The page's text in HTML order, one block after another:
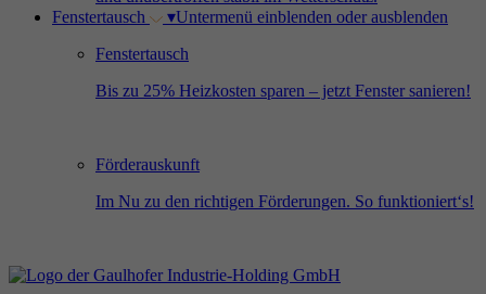
Fenstertausch ▾Untermenü einblenden oder ausblenden
Fenstertausch
Bis zu 25% Heizkosten sparen – jetzt Fenster sanieren!
Förderauskunft
Im Nu zu den richtigen Förderungen. So funktioniert‘s!